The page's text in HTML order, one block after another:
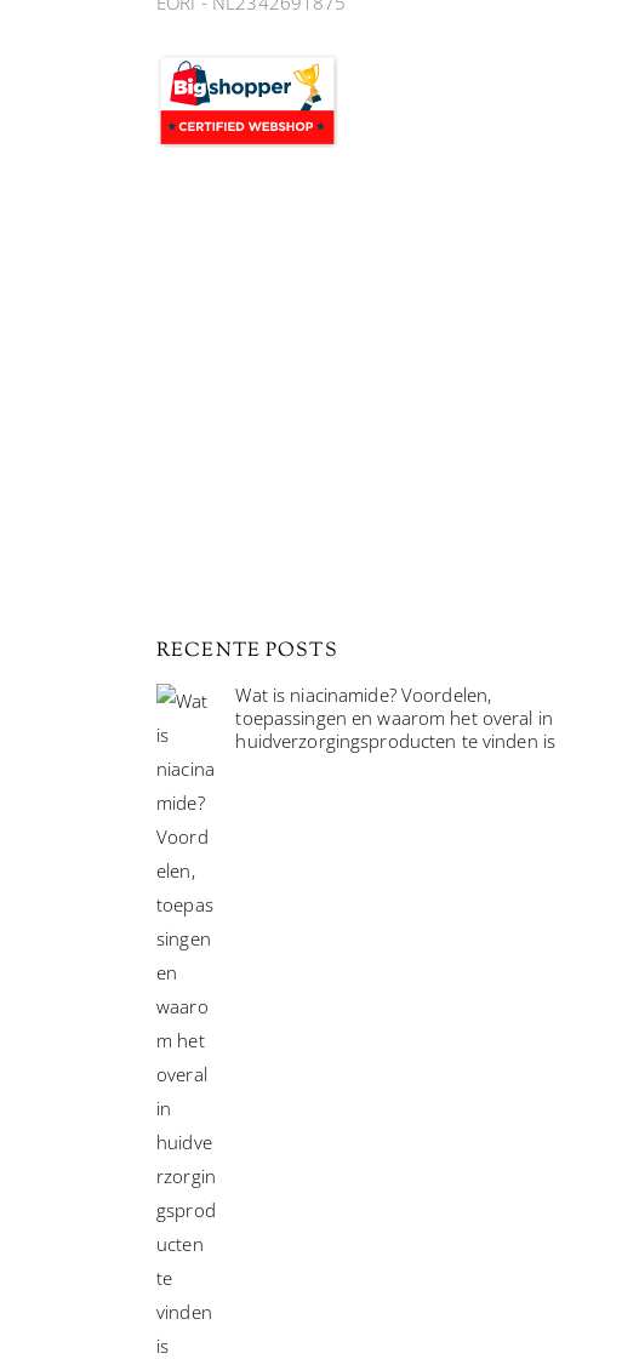
RECENTE POSTS
Wat is niacinamide? Voordelen,
toepassingen en waarom het overal in
huidverzorgingsproducten te vinden is